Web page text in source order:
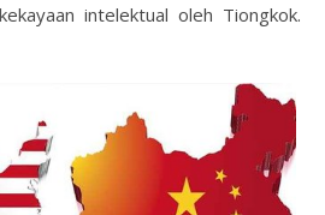
intelektual oleh Tiongkok.